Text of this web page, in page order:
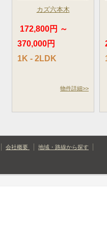
カズ六本木
172,800円 ～
370,000円
1K - 2LDK
物件詳細>>
会社概要 地域・路線から探す